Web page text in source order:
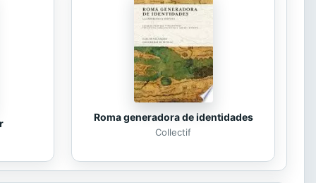
Roma generadora de identidades
Collectif